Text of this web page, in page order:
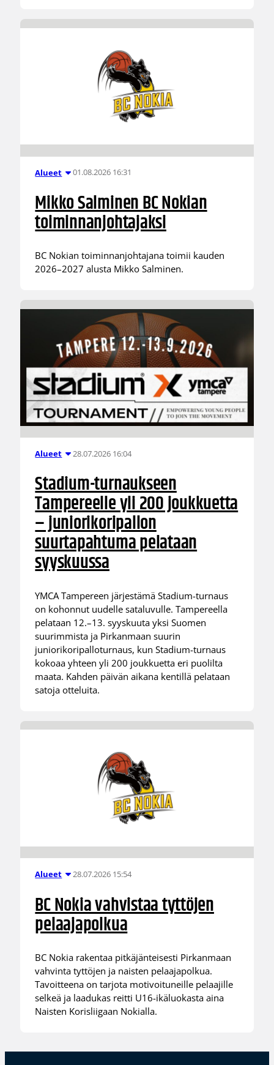
Alueet 01.08.2026 16:31
Mikko Salminen BC Nokian
toiminnanjohtajaksi
BC Nokian toiminnanjohtajana toimii kauden
2026–2027 alusta Mikko Salminen.
Alueet 28.07.2026 16:04
Stadium-turnaukseen
Tampereelle yli 200 joukkuetta
– juniorikoripallon
suurtapahtuma pelataan
syyskuussa
YMCA Tampereen järjestämä Stadium-turnaus
on kohonnut uudelle sataluvulle. Tampereella
pelataan 12.–13. syyskuuta yksi Suomen
suurimmista ja Pirkanmaan suurin
juniorikoripalloturnaus, kun Stadium-turnaus
kokoaa yhteen yli 200 joukkuetta eri puolilta
maata. Kahden päivän aikana kentillä pelataan
satoja otteluita.
Alueet 28.07.2026 15:54
BC Nokia vahvistaa tyttöjen
pelaajapolkua
BC Nokia rakentaa pitkäjänteisesti Pirkanmaan
vahvinta tyttöjen ja naisten pelaajapolkua.
Tavoitteena on tarjota motivoituneille pelaajille
selkeä ja laadukas reitti U16-ikäluokasta aina
Naisten Korisliigaan Nokialla.